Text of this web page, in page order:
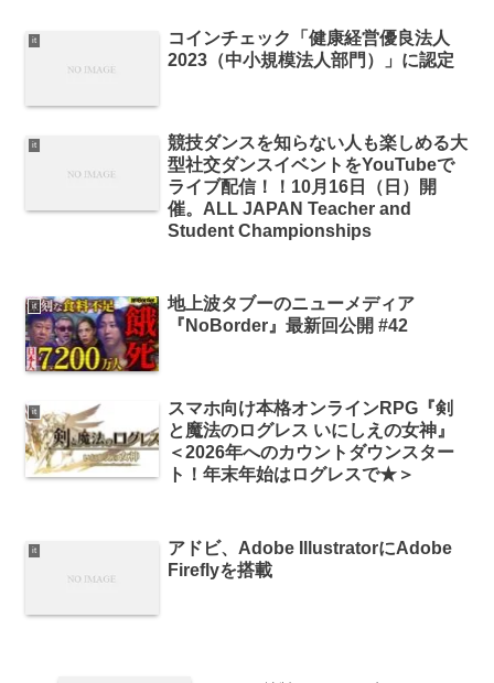
it
コインチェック「健康経営優良法人
2023（中小規模法人部門）」に認定
it
競技ダンスを知らない人も楽しめる大
型社交ダンスイベントをYouTubeで
ライブ配信！！10月16日（日）開
催。ALL JAPAN Teacher and
Student Championships
it
地上波タブーのニューメディア
『NoBorder』最新回公開 #42
it
スマホ向け本格オンラインRPG『剣
と魔法のログレス いにしえの女神』
＜2026年へのカウントダウンスター
ト！年末年始はログレスで★＞
it
アドビ、Adobe IllustratorにAdobe
Fireflyを搭載